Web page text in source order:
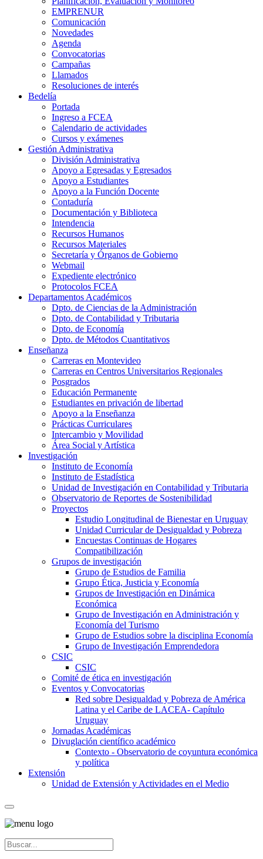
EMPRENUR
Comunicación
Novedades
Agenda
Convocatorias
Campañas
Llamados
Resoluciones de interés
Bedelía
Portada
Ingreso a FCEA
Calendario de actividades
Cursos y exámenes
Gestión Administrativa
División Administrativa
Apoyo a Egresadas y Egresados
Apoyo a Estudiantes
Apoyo a la Función Docente
Contaduría
Documentación y Biblioteca
Intendencia
Recursos Humanos
Recursos Materiales
Secretaría y Órganos de Gobierno
Webmail
Expediente electrónico
Protocolos FCEA
Departamentos Académicos
Dpto. de Ciencias de la Administración
Dpto. de Contabilidad y Tributaria
Dpto. de Economía
Dpto. de Métodos Cuantitativos
Enseñanza
Carreras en Montevideo
Carreras en Centros Universitarios Regionales
Posgrados
Educación Permanente
Estudiantes en privación de libertad
Apoyo a la Enseñanza
Prácticas Curriculares
Intercambio y Movilidad
Área Social y Artística
Investigación
Instituto de Economía
Instituto de Estadística
Unidad de Investigación en Contabilidad y Tributaria
Observatorio de Reportes de Sostenibilidad
Proyectos
Estudio Longitudinal de Bienestar en Uruguay
Unidad Curricular de Desigualdad y Pobreza
Encuestas Continuas de Hogares
Compatibilización
Grupos de investigación
Grupo de Estudios de Familia
Grupo Ética, Justicia y Economía
Grupos de Investigación en Dinámica
Económica
Grupo de Investigación en Administración y
Economía del Turismo
Grupo de Estudios sobre la disciplina Economía
Grupo de Investigación Emprendedora
CSIC
CSIC
Comité de ética en investigación
Eventos y Convocatorias
Red sobre Desigualdad y Pobreza de América
Latina y el Caribe de LACEA- Capítulo
Uruguay
Jornadas Académicas
Divuglación científico académico
Contexto - Observatorio de coyuntura económica
y política
Extensión
Unidad de Extensión y Actividades en el Medio